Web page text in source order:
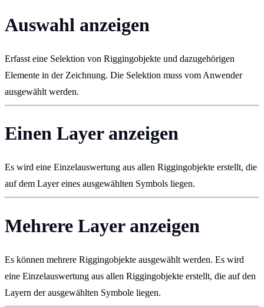
Auswahl anzeigen
Erfasst eine Selektion von Riggingobjekte und dazugehörigen
Elemente in der Zeichnung. Die Selektion muss vom Anwender
ausgewählt werden.
Einen Layer anzeigen
Es wird eine Einzelauswertung aus allen Riggingobjekte erstellt, die
auf dem Layer eines ausgewählten Symbols liegen.
Mehrere Layer anzeigen
Es können mehrere Riggingobjekte ausgewählt werden. Es wird
eine Einzelauswertung aus allen Riggingobjekte erstellt, die auf den
Layern der ausgewählten Symbole liegen.